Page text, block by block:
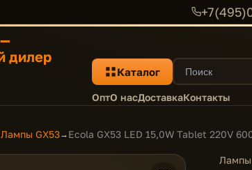
Каталог
ОптО насДоставкаКонтакты
Лампы GX53→ Ecola GX53 LED 15,0W Tablet 220V
Лампы